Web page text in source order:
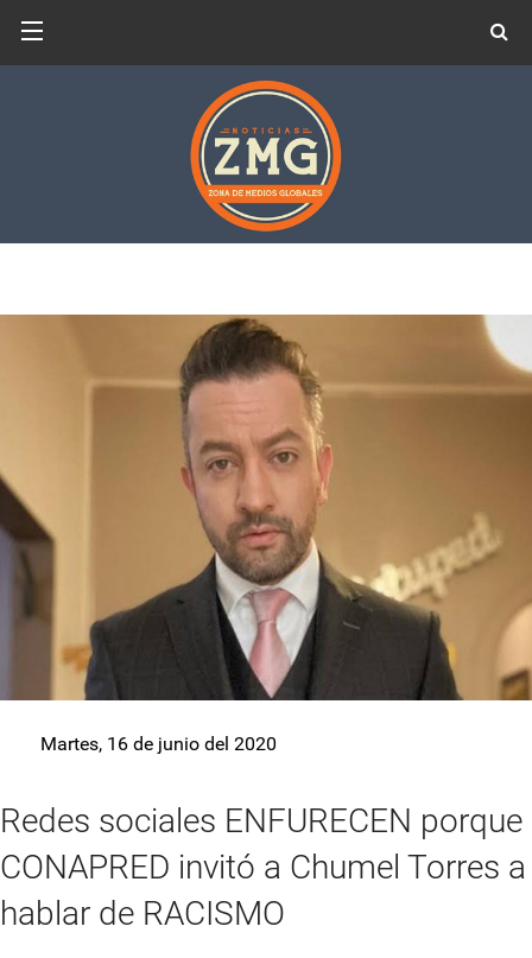
Martes, 16 de junio del 2020
Redes sociales ENFURECEN porque
CONAPRED invitó a Chumel Torres a
hablar de RACISMO